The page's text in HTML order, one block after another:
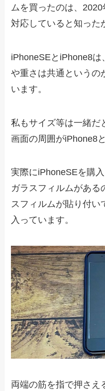
ムを買ったのは、
対応していると知った
iPhoneSEとiPhone8
や重さは共通というの
います。
私もサイズ等は一緒だ
画面の周囲がiPhone8
実際にiPhoneSEを購
ガラスフィルムがある
スフィルムが貼り付い
入っています。
両端の筋を指で押さえ